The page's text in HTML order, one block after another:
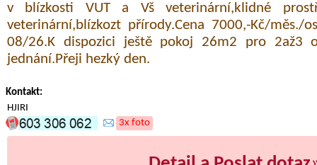
v blízkosti VUT a Vš veterinární,klidné
veterinární,blízkozt přírody.Cena 7000,-Kč/měs./
08/26.K dispozici ještě pokoj 26m2 pro 2až3
jednání.Přeji hezký den.
Kontakt:
HJIRI
3x foto